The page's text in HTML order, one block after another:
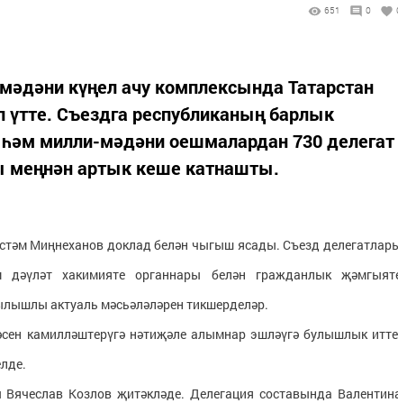
651 0
күңел ачу комплексында Татарстан
Съездга республиканың барлык
милли-мәдәни оешмалардан 730 делегат
меңнән артык кеше катнашты.
Миңнеханов доклад белән чыгыш ясады. Съезд
хакимияте органнары белән гражданлык
актуаль мәсьәләләрен тикшерделәр.
камилләштерүгә нәтиҗәле алымнар эшләүгә булышлык
Козлов җитәкләде. Делегация составында